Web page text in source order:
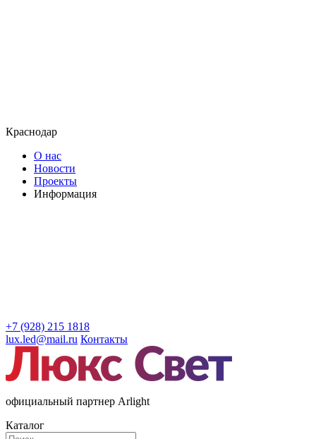
Краснодар
О нас
Новости
Проекты
Информация
+7 (928) 215 1818
lux.led@mail.ru Контакты
официальный партнер Arlight
Каталог